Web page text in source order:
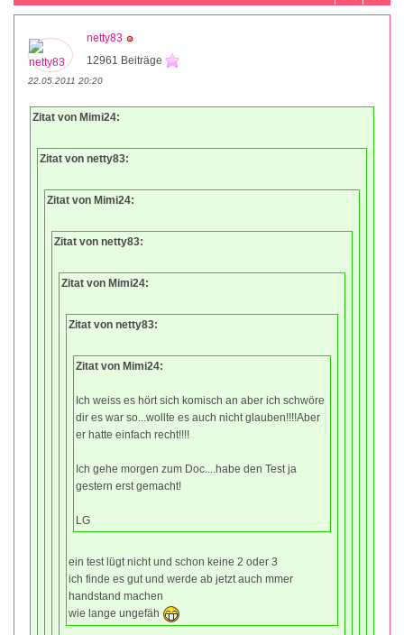
netty83
12961 Beiträge
22.05.2011 20:20
Zitat von Mimi24:
Zitat von netty83:
Zitat von Mimi24:
Zitat von netty83:
Zitat von Mimi24:
Zitat von netty83:
Zitat von Mimi24:
Ich weiss es hört sich komisch an aber ich schwöre
dir es war so...wollte es auch nicht glauben!!!!Aber
er hatte einfach recht!!!!
Ich gehe morgen zum Doc....habe den Test ja
gestern erst gemacht!
LG
ein test lügt nicht und schon keine 2 oder 3
ich finde es gut und werde ab jetzt auch mmer
handstand machen
wie lange ungefäh